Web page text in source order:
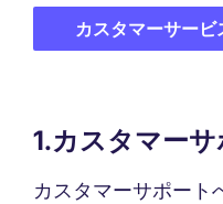
カスタマーサービ
1.カスタマー
カスタマーサポート